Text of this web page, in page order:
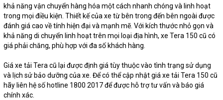
khả năng vận chuyển hàng hóa một cách nhanh chóng và linh hoạt
trong mọi điều kiện. Thiết kế của xe từ bên trong đến bên ngoài được
đánh giá cao về tính hiện đại và mạnh mẽ. Với kích thước nhỏ gọn và
khả năng di chuyển linh hoạt trên mọi loại địa hình, xe Tera 150 cũ có
giá phải chăng, phù hợp với đa số khách hàng.
Giá xe tải Tera cũ lại được định giá tùy thuộc vào tình trạng sử dụng
và lịch sử bảo dưỡng của xe. Để có thể cập nhật giá xe tải Tera 150 cũ
hãy liên hệ số hotline 1800 2017 để được hỗ trợ tư vấn và báo giá
chính xác.